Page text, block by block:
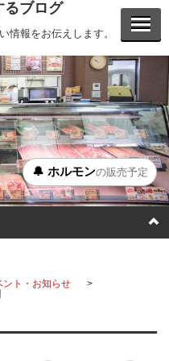
るブログ
情報をお伝えします。
🔔 ホルモンの販売予定
ント・お知らせ